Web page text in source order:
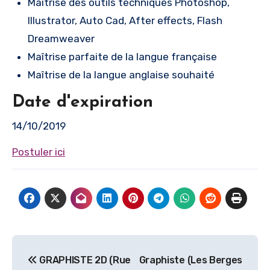
Illustrator, Auto Cad, After effects, Flash
Dreamweaver
Maîtrise parfaite de la langue française
Maîtrise de la langue anglaise souhaité
Date d'expiration
14/10/2019
Postuler ici
GRAPHISTE 2D (Rue Graphiste (Les Berges